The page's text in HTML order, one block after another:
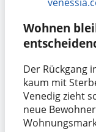
Wohnen
Der Rückgang
kaum mit
Venedig zieht
neue